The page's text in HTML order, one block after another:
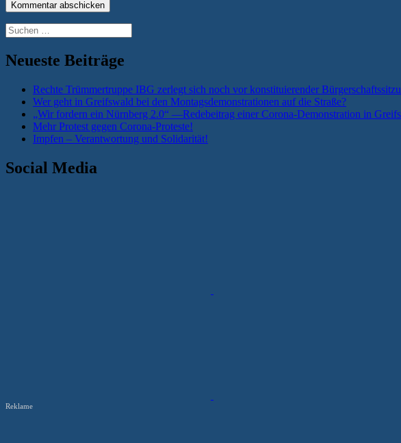
Suchen
nach:
Neueste Beiträge
Rechte Trümmertruppe IBG zerlegt sich noch vor konstituierender
Wer geht in Greifswald bei den Montagsdemonstrationen auf die Straße?
„Wir fordern ein Nürnberg 2.0“ —Redebeitrag einer Corona-Demonstration in
Mehr Protest gegen Corona-Proteste!
Impfen – Verantwortung und Solidarität!
Social Media
Reklame